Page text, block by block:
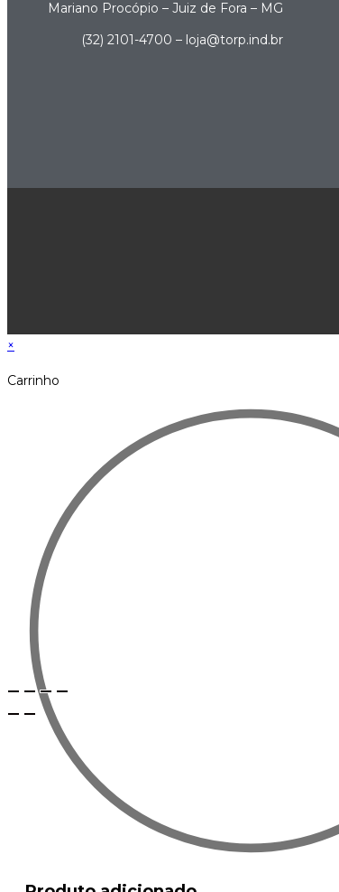
Mariano Procópio – Juiz de Fora – MG
(32) 2101-4700 – loja@torp.ind.br
×
Carrinho